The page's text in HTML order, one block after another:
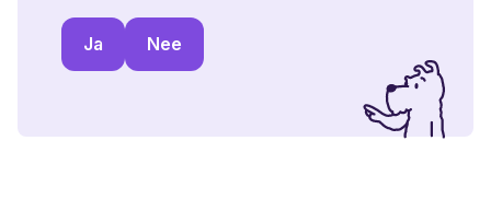
Ja Nee